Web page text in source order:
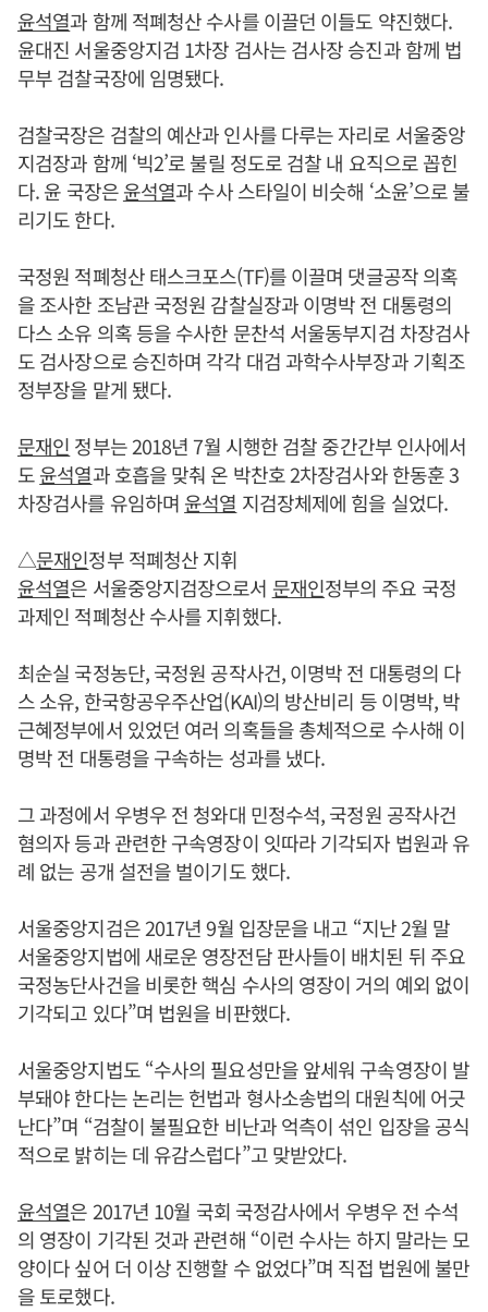
윤석열과 함께 적폐청산 수사를 이끌던 이들도 약진했다.
윤대진 서울중앙지검 1차장 검사는 검사장 승진과 함께 법
무부 검찰국장에 임명됐다.
검찰국장은 검찰의 예산과 인사를 다루는 자리로 서울중앙
지검장과 함께 ‘빅2’로 불릴 정도로 검찰 내 요직으로 꼽힌
다. 윤 국장은윤석열과 수사 스타일이 비슷해 ‘소윤’으로 불
리기도 한다.
국정원 적폐청산 태스크포스(TF)를 이끌며 댓글공작 의혹
을 조사한 조남관 국정원 감찰실장과 이명박 전 대통령의
다스 소유 의혹 등을 수사한 문찬석 서울동부지검 차장검사
도 검사장으로 승진하며 각각 대검 과학수사부장과 기획조
정부장을 맡게 됐다.
문재인 정부는 2018년 7월 시행한 검찰 중간간부 인사에서
도윤석열과 호흡을 맞춰 온 박찬호 2차장검사와 한동훈 3
차장검사를 유임하며 윤석열 지검장체제에 힘을 실었다.
△문재인정부 적폐청산 지휘
윤석열은 서울중앙지검장으로서 문재인정부의 주요 국정
과제인 적폐청산 수사를 지휘했다.
최순실 국정농단, 국정원 공작사건, 이명박 전 대통령의 다
스 소유, 한국항공우주산업(KAI)의 방산비리 등 이명박, 박
근혜정부에서 있었던 여러 의혹들을 총체적으로 수사해 이
명박 전 대통령을 구속하는 성과를 냈다.
그 과정에서 우병우 전 청와대 민정수석, 국정원 공작사건
혐의자 등과 관련한 구속영장이 잇따라 기각되자 법원과 유
례 없는 공개 설전을 벌이기도 했다.
서울중앙지검은 2017년 9월 입장문을 내고 “지난 2월 말
서울중앙지법에 새로운 영장전담 판사들이 배치된 뒤 주요
국정농단사건을 비롯한 핵심 수사의 영장이 거의 예외 없이
기각되고 있다”며 법원을 비판했다.
서울중앙지법도 “수사의 필요성만을 앞세워 구속영장이 발
부돼야 한다는 논리는 헌법과 형사소송법의 대원칙에 어긋
난다”며 “검찰이 불필요한 비난과 억측이 섞인 입장을 공식
적으로 밝히는 데 유감스럽다”고 맞받았다.
윤석열은 2017년 10월 국회 국정감사에서 우병우 전 수석
의 영장이 기각된 것과 관련해 “이런 수사는 하지 말라는 모
양이다 싶어 더 이상 진행할 수 없었다”며 직접 법원에 불만
을 토로했다.